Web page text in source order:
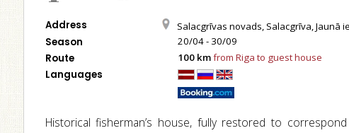
Address Salacgrīvas novads, Salacgrīva, Jaunā
Season 20/04 - 30/09
Route 100 kmfrom Riga to guest house
Languages
Historical fisherman’s house, fully restored to